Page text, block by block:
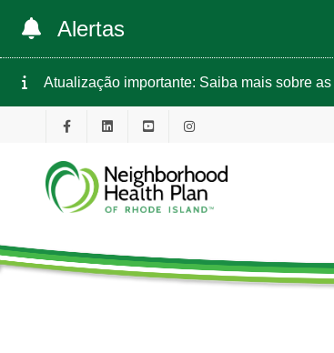
Alertas
Atualização importante: Saiba mais sobre as